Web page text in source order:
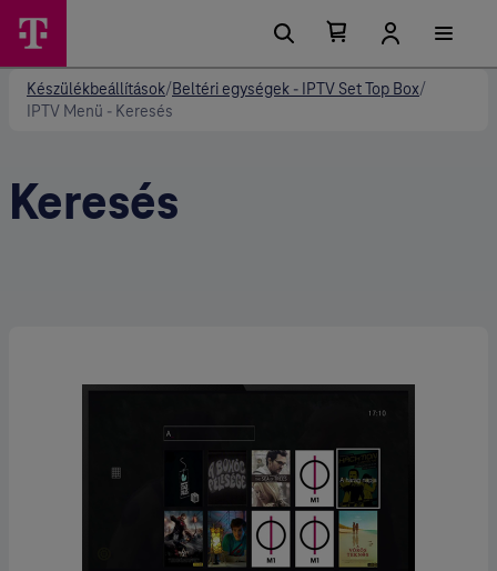
Készülékbeállítások/Beltéri egységek - IPTV Set Top Box/
IPTV Menü - Keresés
Keresés